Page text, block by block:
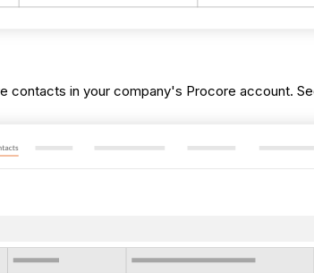
contacts in your company's Procore account.